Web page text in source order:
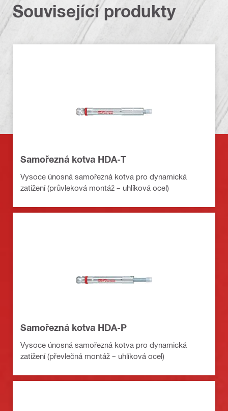
Související produkty
Samořezná kotva HDA-T
Vysoce únosná samořezná kotva pro dynamická
zatížení (průvleková montáž – uhlíková ocel)
Samořezná kotva HDA-P
Vysoce únosná samořezná kotva pro dynamická
zatížení (převlečná montáž – uhlíková ocel)